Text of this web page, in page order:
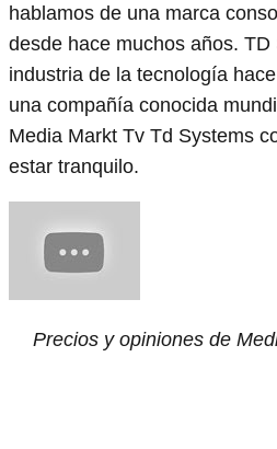
hablamos de una marca
desde hace muchos años.
industria de la tecnología
una compañía conocida
Media Markt Tv Td Systems
estar tranquilo.
Precios y opiniones de